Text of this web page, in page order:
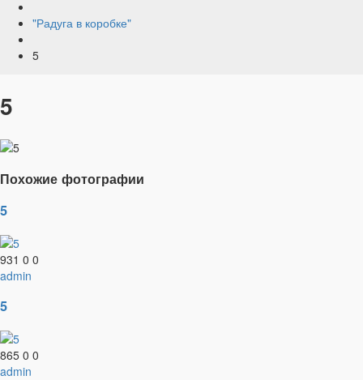
"Радуга в коробке"
5
5
Похожие фотографии
5
931 0 0
admin
5
865 0 0
admin